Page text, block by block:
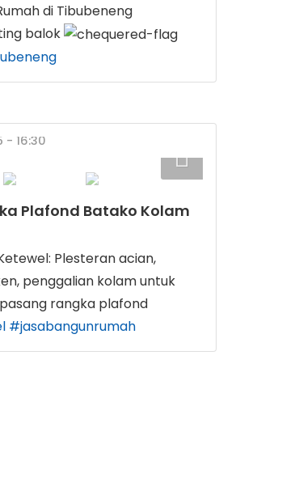
di Tibubeneng
balok
- 16:30
Plafond Batako Kolam
Plesteran acian,
penggalian kolam untuk
rangka plafond
#jasabangunrumah